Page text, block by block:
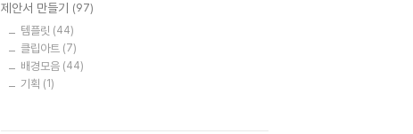
제안서 만들기 (97)
템플릿 (44)
클립아트 (7)
배경모음 (44)
기획 (1)